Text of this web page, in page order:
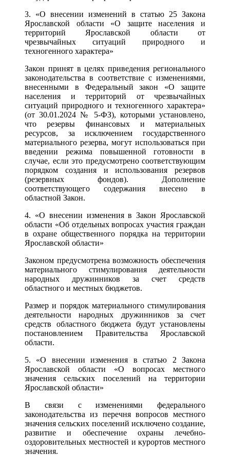
3. «О внесении изменений в статью 25 Закона
Ярославской области «О защите населения и
территорий Ярославской области от
чрезвычайных ситуаций природного и
техногенного характера»
Закон принят в целях приведения регионального
законодательства в соответствие с изменениями,
внесенными в Федеральный закон «О защите
населения и территорий от чрезвычайных
ситуаций природного и техногенного характера»
(от 30.01.2024 № 5-ФЗ), которыми установлено,
что резервы финансовых и материальных
ресурсов, за исключением государственного
материального резерва, могут использоваться при
введении режима повышенной готовности в
случае, если это предусмотрено соответствующим
порядком создания и использования резервов
(резервных фондов). Дополнение
соответствующего содержания внесено в
областной Закон.
4. «О внесении изменения в Закон Ярославской
области «Об отдельных вопросах участия граждан
в охране общественного порядка на территории
Ярославской области»
Законом предусмотрена возможность обеспечения
материального стимулирования деятельности
народных дружинников за счет средств
областного и местных бюджетов.
Размер и порядок материального стимулирования
деятельности народных дружинников за счет
средств областного бюджета будут установлены
постановлением Правительства Ярославской
области.
5. «О внесении изменения в статью 2 Закона
Ярославской области «О вопросах местного
значения сельских поселений на территории
Ярославской области»
В связи с изменениями федерального
законодательства из перечня вопросов местного
значения сельских поселений исключено создание,
развитие и обеспечение охраны лечебно-
оздоровительных местностей и курортов местного
значения.